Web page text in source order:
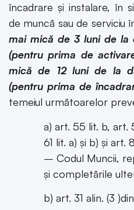
încadrare și instalare, în
de muncă sau de serviciu
mai mică de 3 luni de la
(pentru prima de
mică de 12 luni de la
(pentru prima de
temeiul următoarelor
a) art. 55 lit. b, art.
61 lit. a) şi b) şi art.
– Codul Muncii,
şi completările
b) art. 31 alin. (3